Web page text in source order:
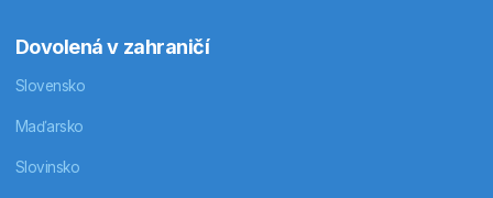
Dovolená v zahraničí
Slovensko
Maďarsko
Slovinsko